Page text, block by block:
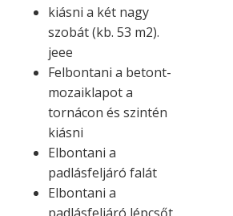
kiásni a két nagy
szobát (kb. 53 m2).
jeee
Felbontani a betont-
mozaiklapot a
tornácon és szintén
kiásni
Elbontani a
padlásfeljáró falát
Elbontani a